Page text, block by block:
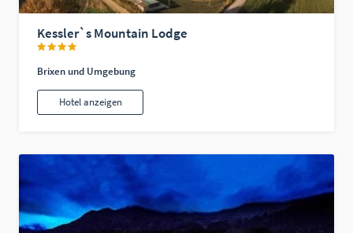
Kessler`s Mountain Lodge
Brixen und Umgebung
Hotel anzeigen